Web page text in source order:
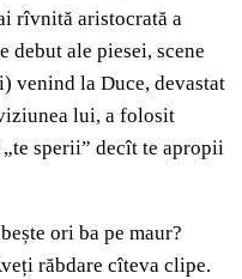
rîvnită aristocrată a
debut ale piesei, scene
venind la Duce, devastat
lui, a folosit
sperii” decît te apropii
ori ba pe maur?
răbdare cîteva clipe.